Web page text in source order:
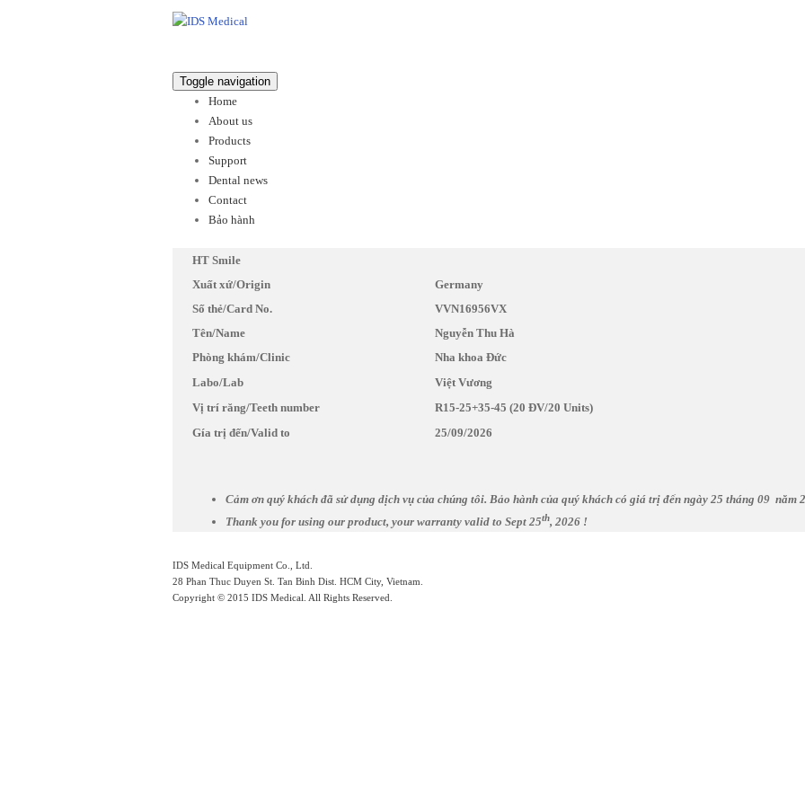
Toggle navigation
Home
About us
Products
Support
Dental news
Contact
Bảo hành
HT Smile
Xuất xứ/Origin
Germany
Số thẻ/Card No.
VVN16956VX
Tên/Name
Nguyễn Thu Hà
Phòng khám/Clinic
Nha khoa Đức
Labo/Lab
Việt Vương
Vị trí răng/Teeth number
R15-25+35-45 (20 ĐV/20 Units)
Gía trị đến/Valid to
25/09/2026
Cảmơn quý khách đã sử dụng dịch vụ của chúng tôi. Bảo hành của quý khách có giá trị đến ngày 25tháng 09 năm
Thank you for using our product, your warranty valid to Sept 25th, 2026 !
IDS Medical Equipment Co., Ltd.
28 Phan Thuc Duyen St. Tan Binh Dist. HCM City, Vietnam.
Copyright © 2015 IDS Medical. All Rights Reserved.